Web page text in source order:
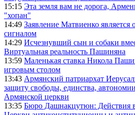
15:15 Эта земля вам не дорога,
"хопан"
14:49 Заявление Матвиенко является
сигналом
14:29 Исчезнувший сын и собаки
Виртуальная реальность Пашиняна
13:59 Маленькая ставка Никола
игровым столом
13:43 Армянский патриархат
защиту свободы, единства,
Армянской церкви
13:35 Бюро Дашнакцутюн: Действия